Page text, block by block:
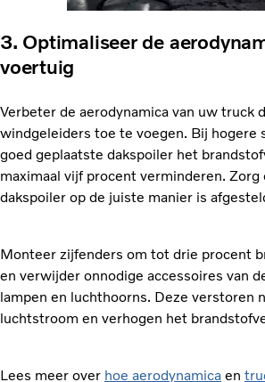
3. Optimaliseer de
voertuig
Verbeter de aerodynamica van uw truck
windgeleiders toe te voegen. Bij hogere
goed geplaatste dakspoiler het
maximaal vijf procent verminderen. Zorg
dakspoiler op de juiste manier is
Monteer zijfenders om tot drie procent
en verwijder onnodige accessoires van
lampen en luchthoorns. Deze verstoren
luchtstroom en verhogen het
Lees meer over hoe aerodynamica en